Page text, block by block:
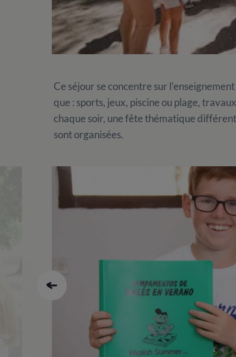
Ce séjour se concentre sur
que : sports, jeux, piscine ou plage,
chaque soir, une fête thématique
sont organisées.